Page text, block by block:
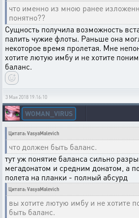
что именно из мною ранее
понятно??
Сущность получила возможность
палить чужие флоты. Раньше она
некоторое время пролетая. Мне
хотите лютую имбу и не хотите
баланс.
3 Мая 2018 19:16:10
WOMAN_VIRUS
Цитата: VasyaMalevich
что должен быть баланс.
тут уж понятие баланса сильно
мегадонатом и средним донатом, а
полета на планки - полный абсурд
Цитата: VasyaMalevich
вы хотите лютую имбу и не хотите
быть баланс.